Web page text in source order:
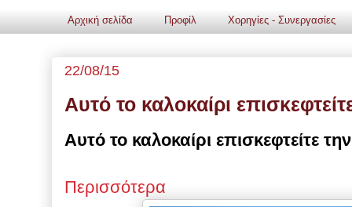
Αρχική σελίδα Προφίλ Χορηγίες - Συνεργασίες
22/08/15
Αυτό το καλοκαίρι
Αυτό το καλοκαίρι επισκεφτείτε
Περισσότερα